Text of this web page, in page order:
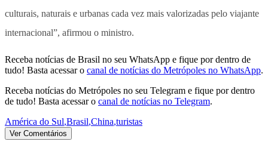
culturais, naturais e urbanas cada vez mais valorizadas pelo viajante
internacional”, afirmou o ministro.
Receba notícias de Brasil no seu WhatsApp e fique por dentro de
tudo! Basta acessar o canal de notícias do Metrópoles no WhatsApp.
Receba notícias do Metrópoles no seu Telegram e fique por dentro
de tudo! Basta acessar o canal de notícias no Telegram.
América do Sul,Brasil,China,turistas
Ver Comentários